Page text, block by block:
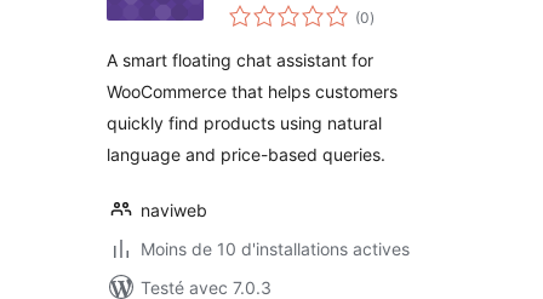
(0notes
en
)
A smart floating chat assistant for
WooCommerce that helps customers
quickly find products using natural
language and price-based queries.
naviweb
Moins de 10 d'installations actives
Testé avec 7.0.3